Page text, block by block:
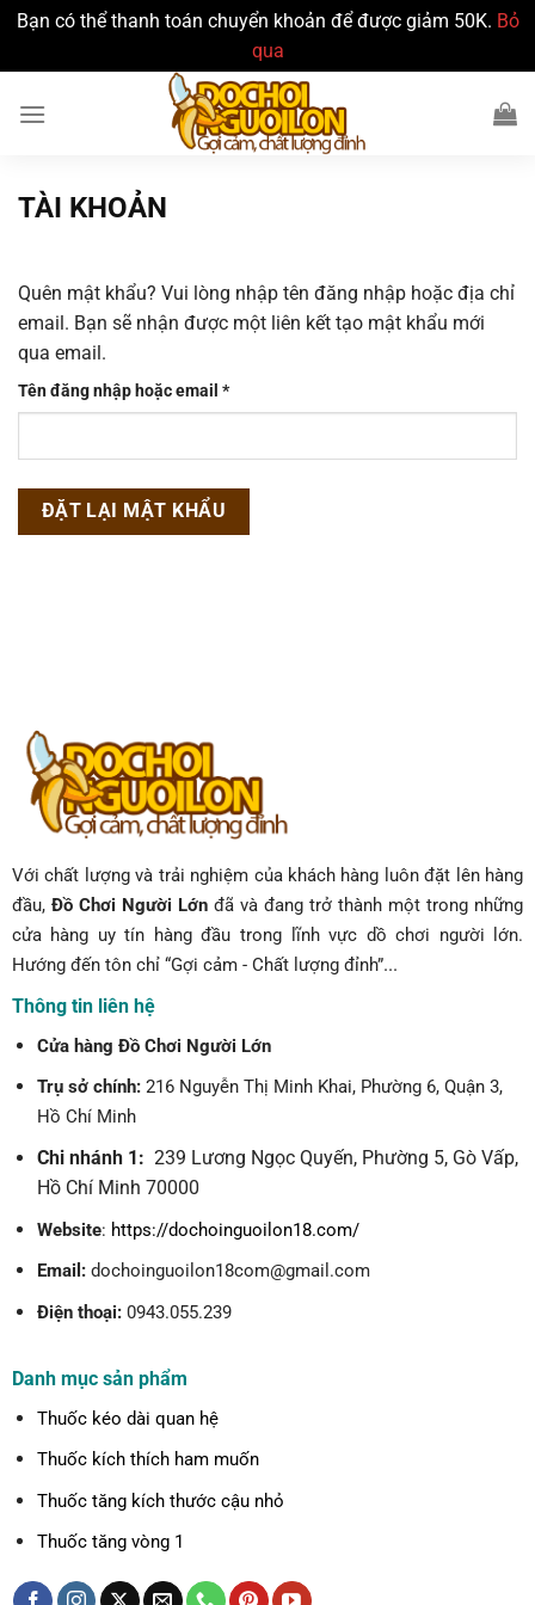
Bạn có thể thanh toán chuyển khoản để được giảm 50K. Bỏ
qua
qua
TÀI KHOẢN
Quên mật khẩu? Vui lòng nhập tên đăng nhập hoặc địa chỉ
email. Bạn sẽ nhận được một liên kết tạo mật khẩu mới
qua email.
Tên đăng nhập hoặc email *Bắt
buộc
ĐẶT LẠI MẬT KHẨU
Với chất lượng và trải nghiệm của khách hàng luôn đặt lên hàng
đầu, Đồ Chơi Người Lớnđã và đang trở thành một trong những
cửa hàng uy tín hàng đầu trong lĩnh vực dồ chơi người lớn.
Hướng đến tôn chỉ “Gợi cảm - Chất lượng đỉnh”...
Thông tin liên hệ
Cửa hàng Đồ Chơi Người Lớn
Trụ sở chính: 216 Nguyễn Thị Minh Khai, Phường 6, Quận 3,
Hồ Chí Minh
Chi nhánh 1: 239 Lương Ngọc Quyến, Phường 5, Gò Vấp,
Hồ Chí Minh 70000
Website: https://dochoinguoilon18.com/
Email: dochoinguoilon18com@gmail.com
Điện thoại:0943.055.239
Danh mục sản phẩm
Thuốc kéo dài quan hệ
Thuốc kích thích ham muốn
Thuốc tăng kích thước cậu nhỏ
Thuốc tăng vòng 1